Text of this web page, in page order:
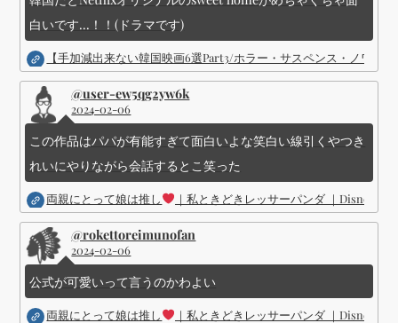
白いです...！！(ドラマです)
【手加減出来ない韓国映画6選Part3/ホラー・サスペンス・ノワー
@user-ew5qg2yw6k
2024-02-06
この作品はパパが有能すぎて面白いよな笑白い線引くやつき
れいにやりながら会話するとこ笑った
両親にとって娘は推し ｜私ときどきレッサーパンダ ｜Disney (
@rokettoreimunofan
2024-02-06
公式が可愛いって言うのかわよい
両親にとって娘は推し ｜私ときどきレッサーパンダ ｜Disney (